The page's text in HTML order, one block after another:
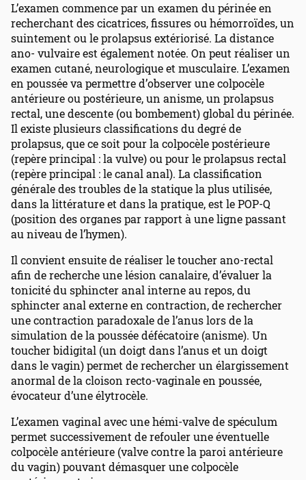
L’examen commence par un examen du périnée en
recherchant des cicatrices, fissures ou hémorroïdes, un
suintement ou le prolapsus extériorisé. La distance
ano- vulvaire est également notée. On peut réaliser un
examen cutané, neurologique et musculaire. L’examen
en poussée va permettre d’observer une colpocèle
antérieure ou postérieure, un anisme, un prolapsus
rectal, une descente (ou bombement) global du périnée.
Il existe plusieurs classifications du degré de
prolapsus, que ce soit pour la colpocèle postérieure
(repère principal : la vulve) ou pour le prolapsus rectal
(repère principal : le canal anal). La classification
générale des troubles de la statique la plus utilisée,
dans la littérature et dans la pratique, est le POP-Q
(position des organes par rapport à une ligne passant
au niveau de l’hymen).
Il convient ensuite de réaliser le toucher ano-rectal
afin de recherche une lésion canalaire, d’évaluer la
tonicité du sphincter anal interne au repos, du
sphincter anal externe en contraction, de rechercher
une contraction paradoxale de l’anus lors de la
simulation de la poussée défécatoire (anisme). Un
toucher bidigital (un doigt dans l’anus et un doigt
dans le vagin) permet de rechercher un élargissement
anormal de la cloison recto-vaginale en poussée,
évocateur d’une élytrocèle.
L’examen vaginal avec une hémi-valve de spéculum
permet successivement de refouler une éventuelle
colpocèle antérieure (valve contre la paroi antérieure
du vagin) pouvant démasquer une colpocèle